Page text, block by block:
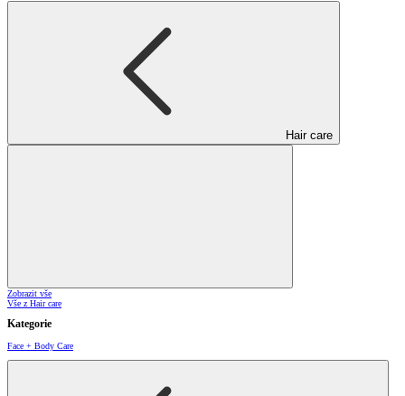
Hair care
Zobrazit vše
Vše z Hair care
Kategorie
Face + Body Care